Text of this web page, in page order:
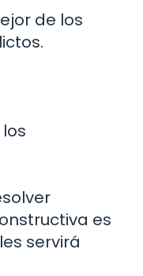
de los
es
servirá